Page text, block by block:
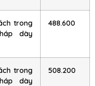
trong
dày
488.600
trong
dày
508.200